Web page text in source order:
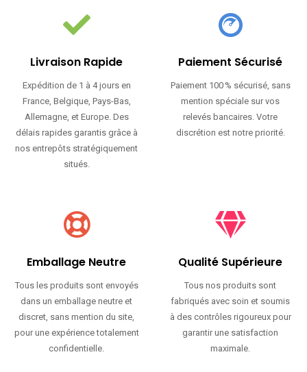
Livraison Rapide
Expédition de 1 à 4 jours en
France, Belgique, Pays-Bas,
Allemagne, et Europe. Des
délais rapides garantis grâce à
nos entrepôts stratégiquement
situés.
Paiement Sécurisé
Paiement 100 % sécurisé, sans
mention spéciale sur vos
relevés bancaires. Votre
discrétion est notre priorité.
Emballage Neutre
Tous les produits sont envoyés
dans un emballage neutre et
discret, sans mention du site,
pour une expérience totalement
confidentielle.
Qualité Supérieure
Tous nos produits sont
fabriqués avec soin et soumis
à des contrôles rigoureux pour
garantir une satisfaction
maximale.